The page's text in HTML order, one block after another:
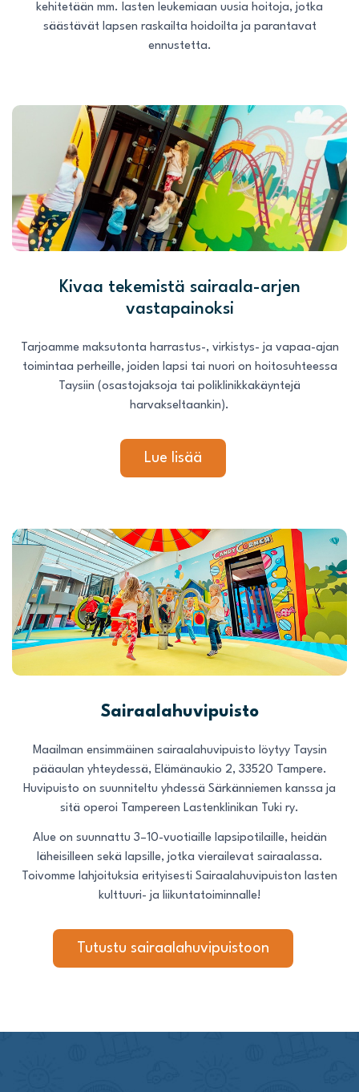
kehitetään mm. lasten leukemiaan uusia hoitoja, jotka
säästävät lapsen raskailta hoidoilta ja parantavat
ennustetta.
Kivaa tekemistä sairaala-arjen
vastapainoksi
Tarjoamme maksutonta harrastus-, virkistys- ja vapaa-ajan
toimintaa perheille, joiden lapsi tai nuori on hoitosuhteessa
Taysiin (osastojaksoja tai poliklinikkakäyntejä
harvakseltaankin).
Lue lisää
Sairaalahuvipuisto
Maailman ensimmäinen sairaalahuvipuisto löytyy Taysin
pääaulan yhteydessä, Elämänaukio 2, 33520 Tampere.
Huvipuisto on suunniteltu yhdessä Särkänniemen kanssa ja
sitä operoi Tampereen Lastenklinikan Tuki ry.
Alue on suunnattu 3–10-vuotiaille lapsipotilaille, heidän
läheisilleen sekä lapsille, jotka vierailevat sairaalassa.
Toivomme lahjoituksia erityisesti Sairaalahuvipuiston lasten
kulttuuri- ja liikuntatoiminnalle!
Tutustu sairaalahuvipuistoon